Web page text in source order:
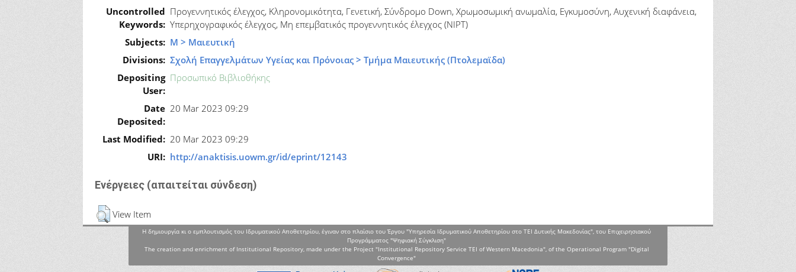
Uncontrolled
Keywords:
Προγεννητικός έλεγχος, Κληρονομικότητα, Γενετική, Σύνδρομο Down, Χρωμοσωμική ανωμαλία, Εγκυμοσύνη, Αυχενική διαφάνεια,
Υπερηχογραφικός έλεγχος, Μη επεμβατικός προγεννητικός έλεγχος (NIPT)
Subjects: Μ > Μαιευτική
Divisions: Σχολή Επαγγελμάτων Υγείας και Πρόνοιας > Τμήμα Μαιευτικής (Πτολεμαϊδα)
Depositing
User:
Προσωπικό Βιβλιοθήκης
Date
Deposited:
20 Mar 2023 09:29
Last Modified: 20 Mar 2023 09:29
URI: http://anaktisis.uowm.gr/id/eprint/12143
Ενέργειες (απαιτείται σύνδεση)
View Item
Η δημιουργία κι ο εμπλουτισμός του Ιδρυματικού Αποθετηρίου, έγιναν στο πλαίσιο του Έργου "Υπηρεσία Ιδρυματικού Αποθετηρίου στο ΤΕΙ Δυτικής Μακεδονίας", του Επιχειρησιακού
Προγράμματος "Ψηφιακή Σύγκλιση"
The creation and enrichment of Institutional Repository, made under the Project "Institutional Repository Service TEI of Western Macedonia", of the Operational Program "Digital
Convergence"